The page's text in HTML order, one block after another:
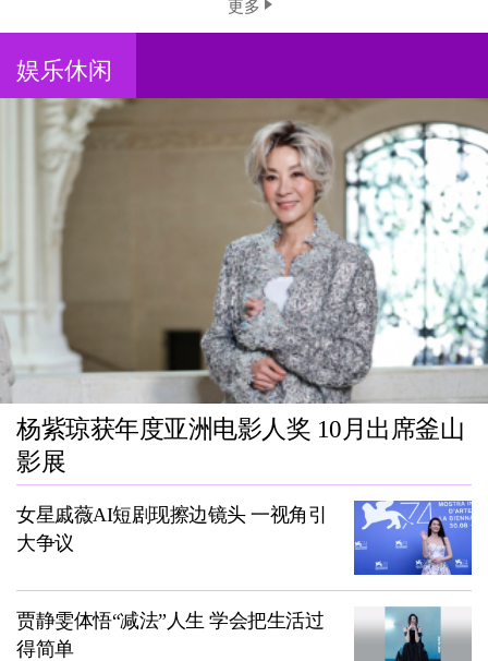
更多
娱乐休闲
杨紫琼获年度亚洲电影人奖 10月出席釜山
影展
女星戚薇AI短剧现擦边镜头 一视角引
大争议
贾静雯体悟“减法”人生 学会把生活过
得简单